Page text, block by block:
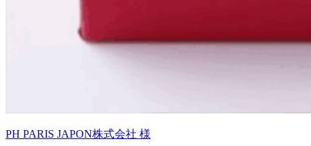
PH PARIS JAPON株式会社 様